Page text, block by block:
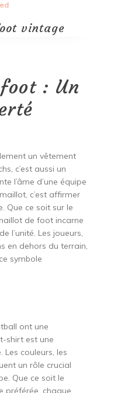
vintage
: Un
un vêtement
c’est aussi un
l’âme d’une équipe
c’est affirmer
Que ce soit sur le
de foot incarne
l’unité. Les joueurs,
en dehors du terrain,
symbole
ont une
shirt est une
Les couleurs, les
un rôle crucial
Que ce soit le
préférée, chaque